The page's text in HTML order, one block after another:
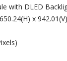
with DLED
x 942.01(V)